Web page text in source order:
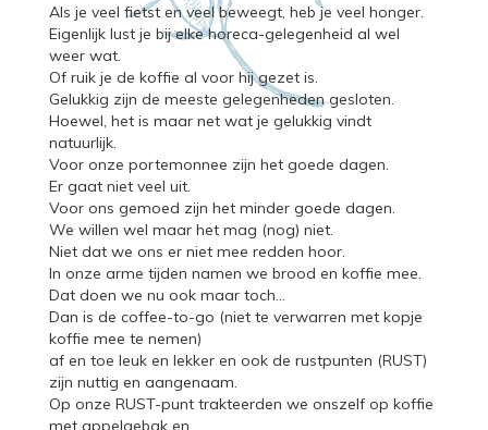
Als je veel fietst en veel beweegt, heb je veel honger.
Eigenlijk lust je bij elke horeca-gelegenheid al wel
weer wat.
Of ruik je de koffie al voor hij gezet is.
Gelukkig zijn de meeste gelegenheden gesloten.
Hoewel, het is maar net wat je gelukkig vindt
natuurlijk.
Voor onze portemonnee zijn het goede dagen.
Er gaat niet veel uit.
Voor ons gemoed zijn het minder goede dagen.
We willen wel maar het mag (nog) niet.
Niet dat we ons er niet mee redden hoor.
In onze arme tijden namen we brood en koffie mee.
Dat doen we nu ook maar toch…
Dan is de coffee-to-go (niet te verwarren met kopje
koffie mee te nemen)
af en toe leuk en lekker en ook de rustpunten (RUST)
zijn nuttig en aangenaam.
Op onze RUST-punt trakteerden we onszelf op koffie
met appelgebak en